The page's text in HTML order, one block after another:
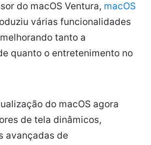
do macOS Ventura, macOS
várias funcionalidades
tanto a
quanto o entretenimento no
do macOS agora
de tela dinâmicos,
avançadas de